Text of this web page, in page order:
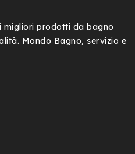
migliori prodotti da bagno
Mondo Bagno, servizio e